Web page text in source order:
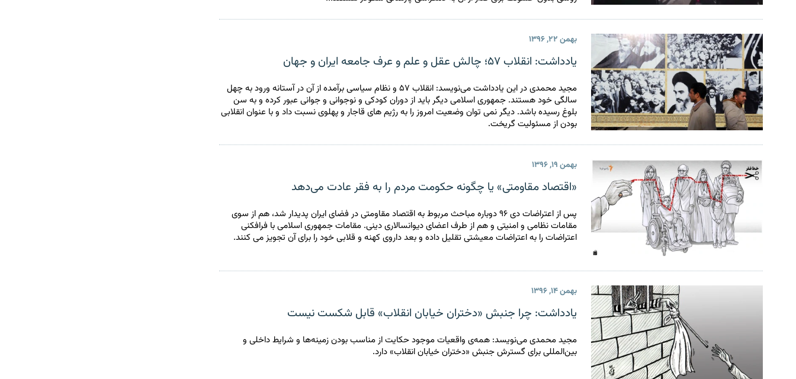
بهمن ۲۲, ۱۳۹۶
یادداشت: انقلاب ۵۷؛ چالش عقل و علم و عرف جامعه‌ ایران و جهان
مجید محمدی در این یادداشت می‌نویسد: انقلاب ۵۷ و نظام سیاسی برآمده از آن در آستانه ورود به چهل
سالگی خود هستند. جمهوری اسلامی دیگر باید از دوران کودکی و نوجوانی و جوانی عبور کرده و به سن
بلوغ رسیده باشد. دیگر نمی توان وضعیت امروز را به رژیم های قاجار و پهلوی نسبت داد و با عنوان انقلابی
بودن از مسئولیت گریخت.
بهمن ۱۹, ۱۳۹۶
«اقتصاد مقاومتی» یا چگونه حکومت مردم را به فقر عادت می‌دهد
پس از اعتراضات دی ۹۶ دوباره مباحث مربوط به اقتصاد مقاومتی در فضای ایران پدیدار شد، هم از سوی
مقامات نظامی و امنیتی و هم از طرف اعضای دیوانسالاری دینی. مقامات جمهوری اسلامی با فرافکنی
اعتراضات را به اعتراضات معیشتی تقلیل داده و بعد داروی کهنه و قلابی خود را برای آن تجویز می کنند.
بهمن ۱۴, ۱۳۹۶
یادداشت: چرا جنبش «دختران خیابان انقلاب» قابل شکست نیست
مجید محمدی می‌نویسد: همه‌ی واقعیات موجود حکایت از مناسب بودن زمینه‌ها و شرایط داخلی و
بین‌المللی برای گسترش جنبش «دختران خیابان انقلاب» دارد.